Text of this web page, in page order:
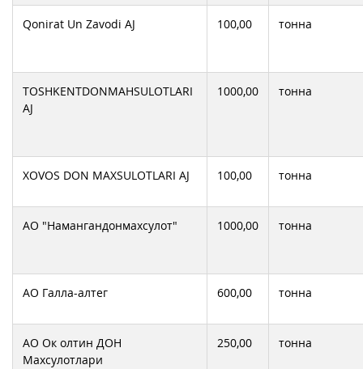
Qonirat Un Zavodi AJ 100,00 тонна
TOSHKENTDONMAHSULOTLARI
AJ
1000,00 тонна
XOVOS DON MAXSULOTLARI AJ 100,00 тонна
АО "Намангандонмахсулот" 1000,00 тонна
АО Галла-алтег 600,00 тонна
АО Ок олтин ДОН
Махсулотлари
250,00 тонна